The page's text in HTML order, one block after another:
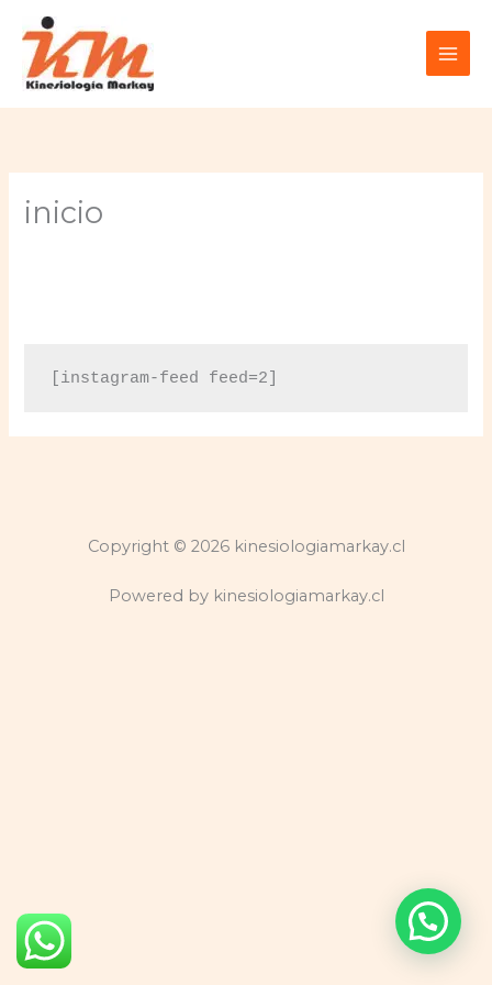
contenido
inicio
[instagram-feed feed=2]
Copyright © 2026 kinesiologiamarkay.cl
Powered by kinesiologiamarkay.cl